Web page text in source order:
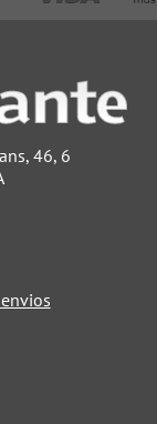
46, 6